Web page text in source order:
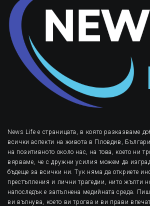
News Life е страницата, в която разказваме
всички аспекти на живота в Пловдив,
на позитивното около нас, на това, което ни
вярваме, че с дружни усилия можем да
бъдеще за всички ни. Тук няма да откриете
престъпления и лични трагедии, нито жълти
напоследък е запълнена медийната среда.
ви вълнува, което ви трогва и ви прави